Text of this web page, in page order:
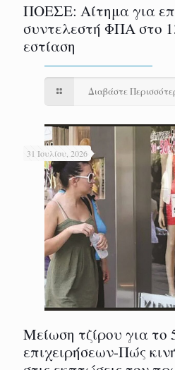
ΠΟΕΣΕ: Αίτημα για
συντελεστή ΦΠΑ στο
εστίαση
Διαβάστε
31 Ιουλίου, 2026
Μείωση τζίρου για το
επιχειρήσεων-Πώς